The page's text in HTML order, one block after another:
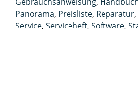
Panorama, Preisliste, Reparatur,
Service,Serviceheft,Software,